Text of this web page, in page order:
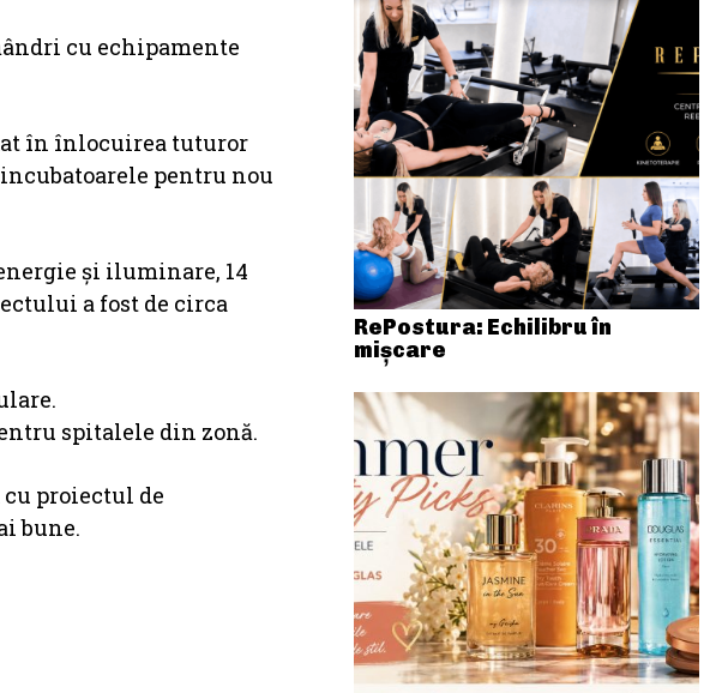
cu echipamente
în înlocuirea tuturor
pentru nou
şi iluminare, 14
a fost de circa
spitalele din zonă.
proiectul de
bune.
RePostura: Echilibru în
mișcare